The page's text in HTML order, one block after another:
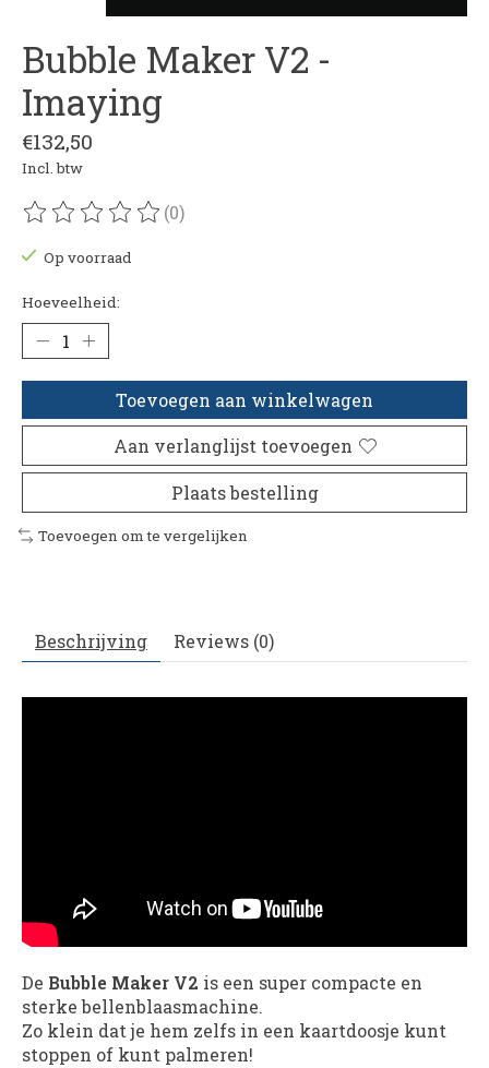
Bubble Maker V2 -
Imaying
€132,50
Incl. btw
De beoordeling van dit product is
(0)
Op voorraad
Hoeveelheid:
Toevoegen aan winkelwagen
Aan verlanglijst toevoegen
Plaats bestelling
Toevoegen om te vergelijken
Beschrijving Reviews (0)
De Bubble Maker V2 is een super compacte en
sterke bellenblaasmachine.
Zo klein dat je hem zelfs in een kaartdoosje kunt
stoppen of kunt palmeren!